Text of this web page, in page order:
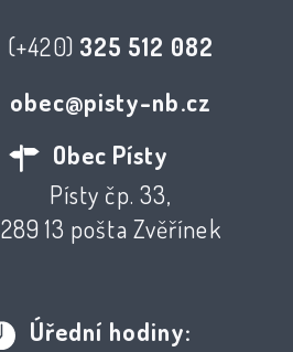
(+420) 325 512 082
obec@pisty-nb.cz
Obec Písty
Písty čp. 33,
289 13 pošta Zvěřínek
Úřední hodiny: